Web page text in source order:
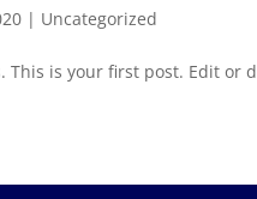
| Uncategorized
This is your first post. Edit or